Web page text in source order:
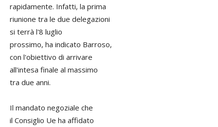
rapidamente. Infatti, la prima
riunione tra le due delegazioni
si terrà l'8 luglio
prossimo, ha indicato Barroso,
con l'obiettivo di arrivare
all'intesa finale al massimo
tra due anni.
Il mandato negoziale che
il Consiglio Ue ha affidato